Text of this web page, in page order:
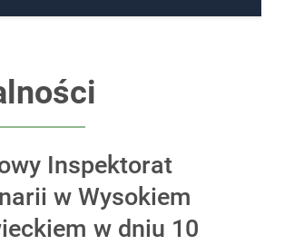
Inspektorat
w Wysokiem
w dniu 10